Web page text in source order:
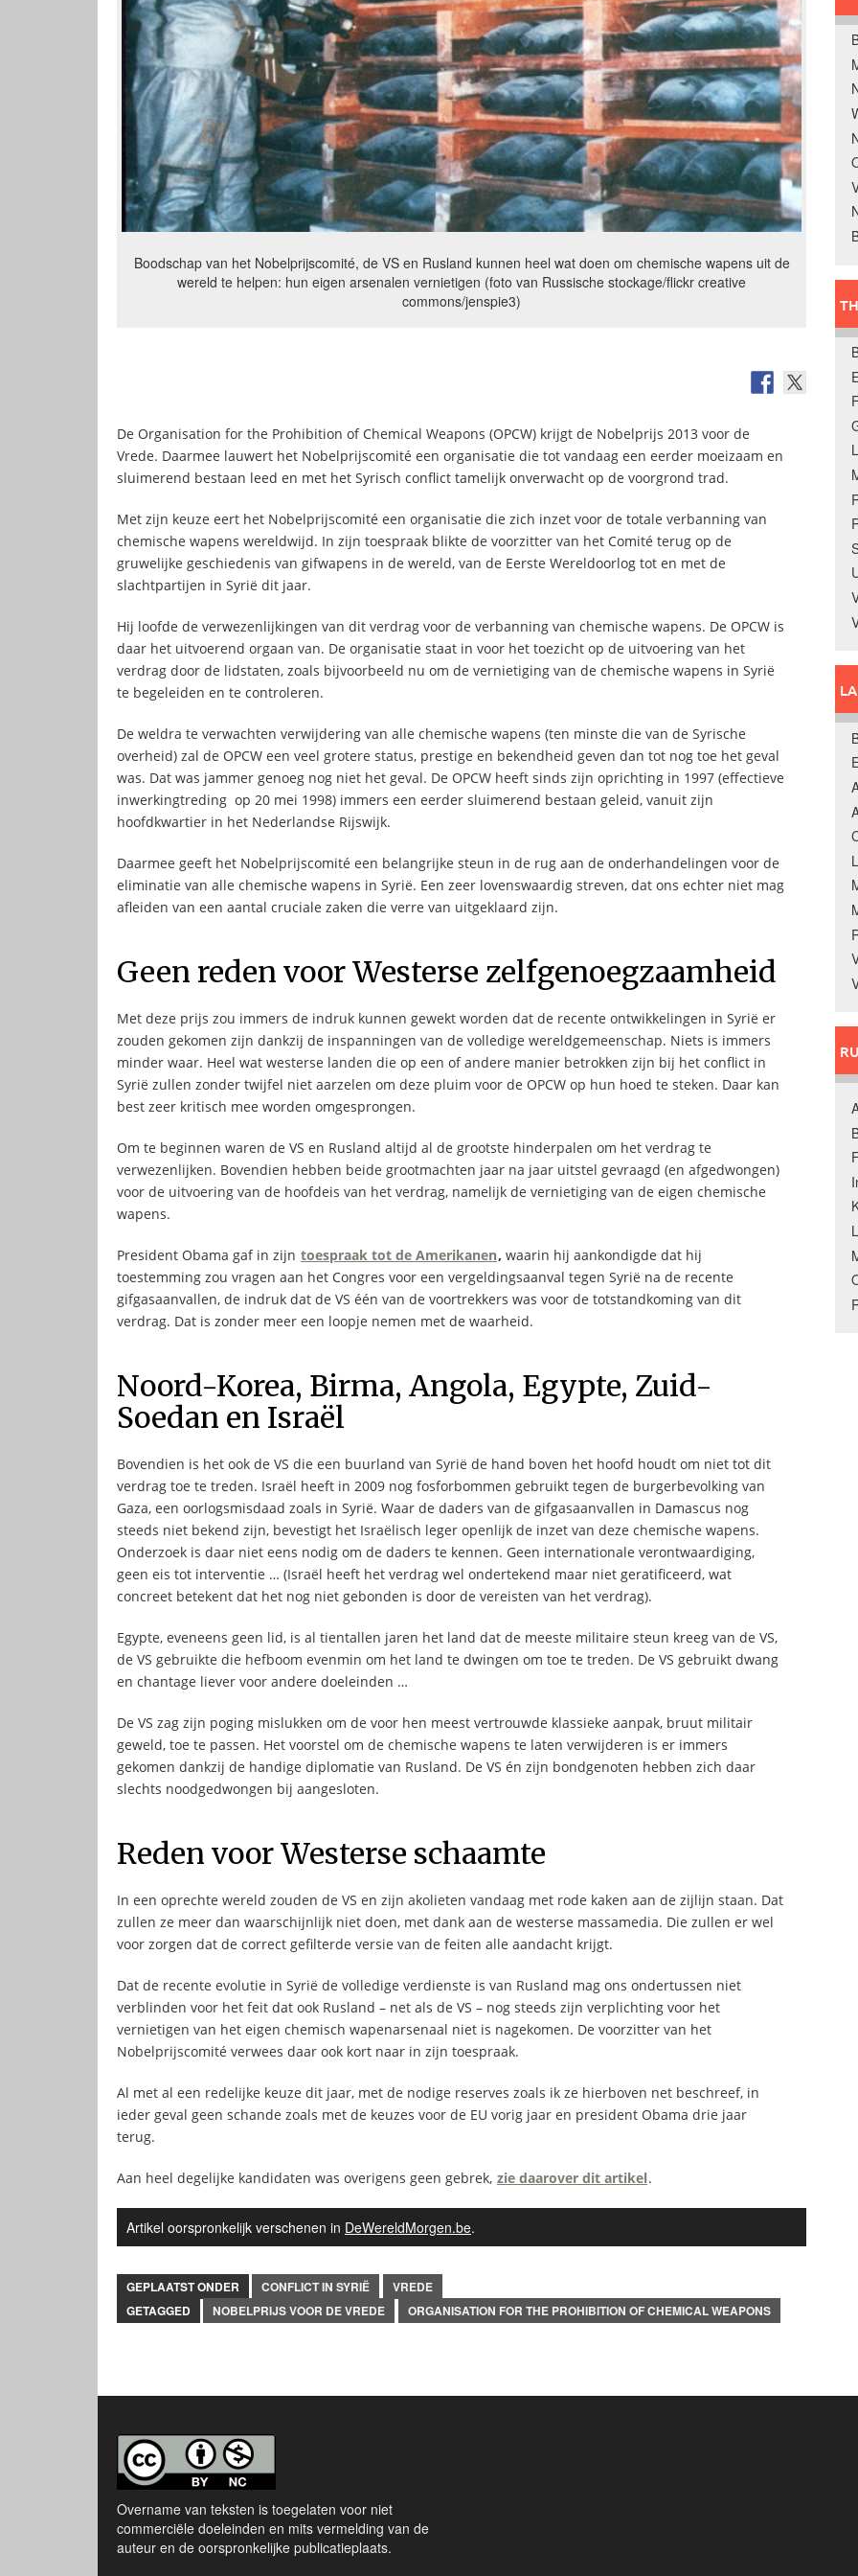
Boodschap van het Nobelprijscomité, de VS en Rusland kunnen heel wat doen om chemische wapens uit de
wereld te helpen: hun eigen arsenalen vernietigen (foto van Russische stockage/flickr creative
commons/jenspie3)
De Organisation for the Prohibition of Chemical Weapons (OPCW) krijgt de Nobelprijs 2013 voor de
Vrede. Daarmee lauwert het Nobelprijscomité een organisatie die tot vandaag een eerder moeizaam en
sluimerend bestaan leed en met het Syrisch conflict tamelijk onverwacht op de voorgrond trad.
Met zijn keuze eert het Nobelprijscomité een organisatie die zich inzet voor de totale verbanning van
chemische wapens wereldwijd. In zijn toespraak blikte de voorzitter van het Comité terug op de
gruwelijke geschiedenis van gifwapens in de wereld, van de Eerste Wereldoorlog tot en met de
slachtpartijen in Syrië dit jaar.
Hij loofde de verwezenlijkingen van dit verdrag voor de verbanning van chemische wapens. De OPCW is
daar het uitvoerend orgaan van. De organisatie staat in voor het toezicht op de uitvoering van het
verdrag door de lidstaten, zoals bijvoorbeeld nu om de vernietiging van de chemische wapens in Syrië
te begeleiden en te controleren.
De weldra te verwachten verwijdering van alle chemische wapens (ten minste die van de Syrische
overheid) zal de OPCW een veel grotere status, prestige en bekendheid geven dan tot nog toe het geval
was. Dat was jammer genoeg nog niet het geval. De OPCW heeft sinds zijn oprichting in 1997 (effectieve
inwerkingtreding op 20 mei 1998) immers een eerder sluimerend bestaan geleid, vanuit zijn
hoofdkwartier in het Nederlandse Rijswijk.
Daarmee geeft het Nobelprijscomité een belangrijke steun in de rug aan de onderhandelingen voor de
eliminatie van alle chemische wapens in Syrië. Een zeer lovenswaardig streven, dat ons echter niet mag
afleiden van een aantal cruciale zaken die verre van uitgeklaard zijn.
Geen reden voor Westerse zelfgenoegzaamheid
Met deze prijs zou immers de indruk kunnen gewekt worden dat de recente ontwikkelingen in Syrië er
zouden gekomen zijn dankzij de inspanningen van de volledige wereldgemeenschap. Niets is immers
minder waar. Heel wat westerse landen die op een of andere manier betrokken zijn bij het conflict in
Syrië zullen zonder twijfel niet aarzelen om deze pluim voor de OPCW op hun hoed te steken. Daar kan
best zeer kritisch mee worden omgesprongen.
Om te beginnen waren de VS en Rusland altijd al de grootste hinderpalen om het verdrag te
verwezenlijken. Bovendien hebben beide grootmachten jaar na jaar uitstel gevraagd (en afgedwongen)
voor de uitvoering van de hoofdeis van het verdrag, namelijk de vernietiging van de eigen chemische
wapens.
President Obama gaf in zijn toespraak tot de Amerikanen, waarin hij aankondigde dat hij
toestemming zou vragen aan het Congres voor een vergeldingsaanval tegen Syrië na de recente
gifgasaanvallen, de indruk dat de VS één van de voortrekkers was voor de totstandkoming van dit
verdrag. Dat is zonder meer een loopje nemen met de waarheid.
Noord-Korea, Birma, Angola, Egypte, Zuid-
Soedan en Israël
Bovendien is het ook de VS die een buurland van Syrië de hand boven het hoofd houdt om niet tot dit
verdrag toe te treden. Israël heeft in 2009 nog fosforbommen gebruikt tegen de burgerbevolking van
Gaza, een oorlogsmisdaad zoals in Syrië. Waar de daders van de gifgasaanvallen in Damascus nog
steeds niet bekend zijn, bevestigt het Israëlisch leger openlijk de inzet van deze chemische wapens.
Onderzoek is daar niet eens nodig om de daders te kennen. Geen internationale verontwaardiging,
geen eis tot interventie … (Israël heeft het verdrag wel ondertekend maar niet geratificeerd, wat
concreet betekent dat het nog niet gebonden is door de vereisten van het verdrag).
Egypte, eveneens geen lid, is al tientallen jaren het land dat de meeste militaire steun kreeg van de VS,
de VS gebruikte die hefboom evenmin om het land te dwingen om toe te treden. De VS gebruikt dwang
en chantage liever voor andere doeleinden …
De VS zag zijn poging mislukken om de voor hen meest vertrouwde klassieke aanpak, bruut militair
geweld, toe te passen. Het voorstel om de chemische wapens te laten verwijderen is er immers
gekomen dankzij de handige diplomatie van Rusland. De VS én zijn bondgenoten hebben zich daar
slechts noodgedwongen bij aangesloten.
Reden voor Westerse schaamte
In een oprechte wereld zouden de VS en zijn akolieten vandaag met rode kaken aan de zijlijn staan. Dat
zullen ze meer dan waarschijnlijk niet doen, met dank aan de westerse massamedia. Die zullen er wel
voor zorgen dat de correct gefilterde versie van de feiten alle aandacht krijgt.
Dat de recente evolutie in Syrië de volledige verdienste is van Rusland mag ons ondertussen niet
verblinden voor het feit dat ook Rusland – net als de VS – nog steeds zijn verplichting voor het
vernietigen van het eigen chemisch wapenarsenaal niet is nagekomen. De voorzitter van het
Nobelprijscomité verwees daar ook kort naar in zijn toespraak.
Al met al een redelijke keuze dit jaar, met de nodige reserves zoals ik ze hierboven net beschreef, in
ieder geval geen schande zoals met de keuzes voor de EU vorig jaar en president Obama drie jaar
terug.
Aan heel degelijke kandidaten was overigens geen gebrek, zie daarover dit artikel.
Artikel oorspronkelijk verschenen in DeWereldMorgen.be.
GEPLAATST ONDER CONFLICT IN SYRIË
VREDE
GETAGGED
NOBELPRIJS VOOR DE VREDE ORGANISATION FOR THE PROHIBITION OF CHEMICAL WEAPONS
Overname van teksten is toegelaten voor niet
commerciële doeleinden en mits vermelding van de
auteur en de oorspronkelijke publicatieplaats.